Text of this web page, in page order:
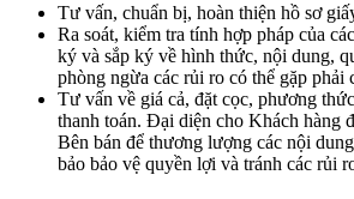
Tư vấn, chuẩn bị, hoàn thiện hồ sơ
Ra soát, kiểm tra tính hợp pháp của
ký và sắp ký về hình thức, nội dung,
phòng ngừa các rủi ro có thể gặp phải
Tư vấn về giá cả, đặt cọc, phương
thanh toán. Đại diện cho Khách hàng
Bên bán để thương lượng các nội
bảo bảo vệ quyền lợi và tránh các rủi